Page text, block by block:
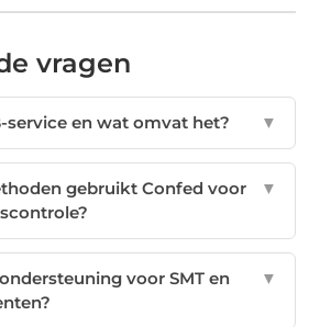
vragen
service en wat omvat het? ▼
gebruikt Confed voor
▼
voor SMT en
▼